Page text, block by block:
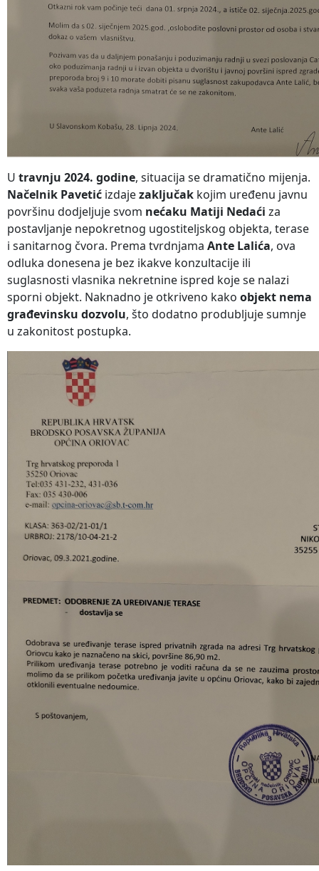
U travnju 2024. godine, situacija se dramatično mijenja.
Načelnik Pavetić izdajezaključak kojim uređenu javnu
površinu dodjeljuje svom nećaku Matiji Nedaći za
postavljanje nepokretnog ugostiteljskog objekta, terase
i sanitarnog čvora. Prema tvrdnjama Ante Lalića, ova
odluka donesena je bez ikakve konzultacije ili
suglasnosti vlasnika nekretnine ispred koje se nalazi
sporni objekt. Naknadno je otkriveno kako objekt nema
građevinsku dozvolu, što dodatno produbljuje sumnje
u zakonitost postupka.